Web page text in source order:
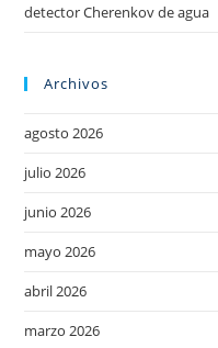
detector Cherenkov de agua
Archivos
agosto 2026
julio 2026
junio 2026
mayo 2026
abril 2026
marzo 2026